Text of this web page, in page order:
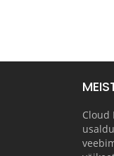
Cloud